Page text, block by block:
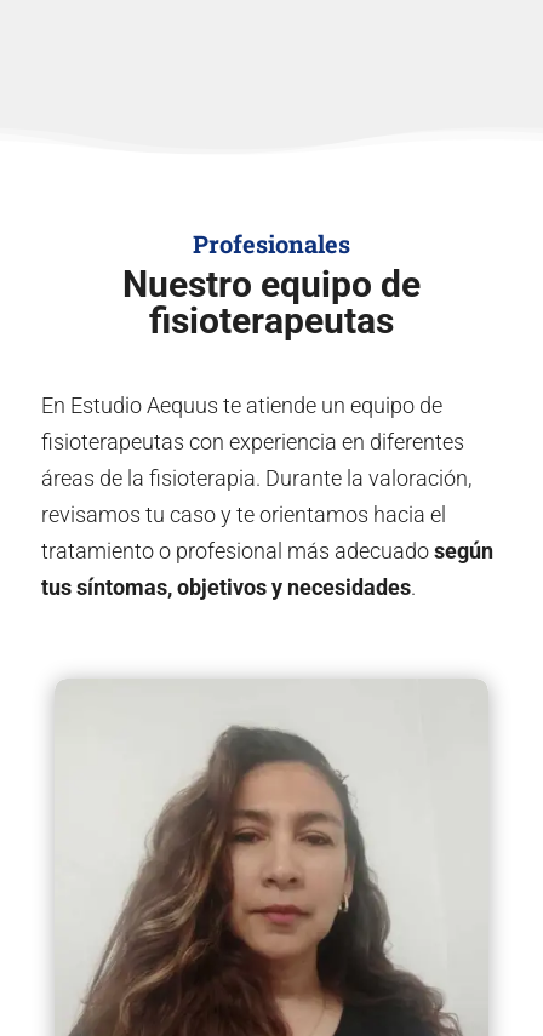
Profesionales
Nuestro equipo de
fisioterapeutas
En Estudio Aequus te atiende un equipo de
fisioterapeutas con experiencia en diferentes
áreas de la fisioterapia. Durante la valoración,
revisamos tu caso y te orientamos hacia el
tratamiento o profesional más adecuadosegún
tus síntomas, objetivos y necesidades.